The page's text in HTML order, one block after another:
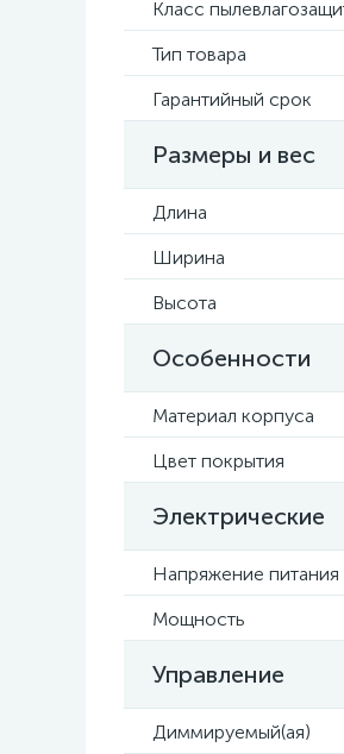
Класс
Тип товара
Гарантийный срок
Размеры и вес
Длина
Ширина
Высота
Особенности
Материал корпуса
Цвет покрытия
Электрические
Напряжение питания
Мощность
Управление
Диммируемый(ая)